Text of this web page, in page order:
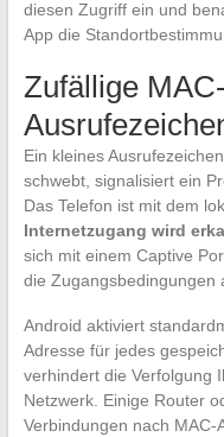
diesen Zugriff ein und
App die
Zufällige
Ein kleines
schwebt, signalisiert ein
Das Telefon ist mit dem
Internetzugang wird
sich mit einem Captive
die Zugangsbedingungen
Android aktiviert
Adresse für jedes
verhindert die Verfolgung
Netzwerk. Einige Router
Verbindungen nach MAC-